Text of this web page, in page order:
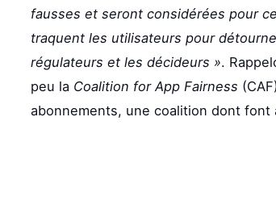
fausses et seront considérées pour
traquent les utilisateurs pour
régulateurs et les décideurs ».
peu la Coalition for App Fairness
abonnements, une coalition dont font